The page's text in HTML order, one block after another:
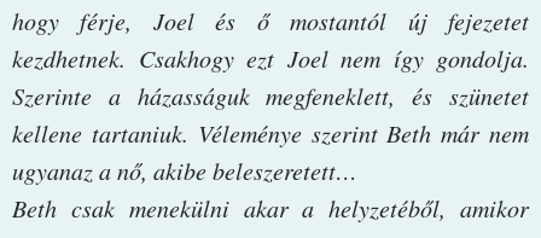
hogy férje, Joel és ő mostantól új fejezetet
kezdhetnek. Csakhogy ezt Joel nem így gondolja.
Szerinte a házasságuk megfeneklett, és szünetet
kellene tartaniuk. Véleménye szerint Beth már nem
ugyanaz a nő, akibe beleszeretett…
Beth csak menekülni akar a helyzetéből, amikor